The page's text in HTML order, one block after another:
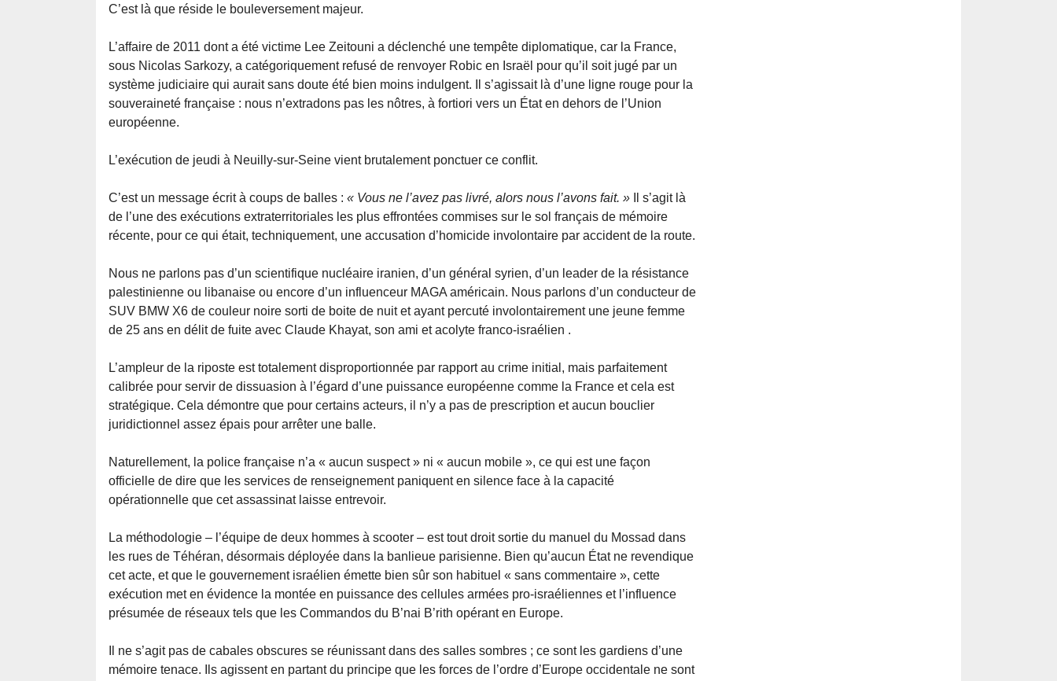
C’est là que réside le bouleversement majeur.
L’affaire de 2011 dont a été victime Lee Zeitouni a déclenché une tempête diplomatique, car la France,
sous Nicolas Sarkozy, a catégoriquement refusé de renvoyer Robic en Israël pour qu’il soit jugé par un
système judiciaire qui aurait sans doute été bien moins indulgent. Il s’agissait là d’une ligne rouge pour la
souveraineté française : nous n’extradons pas les nôtres, à fortiori vers un État en dehors de l’Union
européenne.
L’exécution de jeudi à Neuilly-sur-Seine vient brutalement ponctuer ce conflit.
C’est un message écrit à coups de balles : « Vous ne l’avez pas livré, alors nous l’avons fait. » Il s’agit là
de l’une des exécutions extraterritoriales les plus effrontées commises sur le sol français de mémoire
récente, pour ce qui était, techniquement, une accusation d’homicide involontaire par accident de la route.
Nous ne parlons pas d’un scientifique nucléaire iranien, d’un général syrien, d’un leader de la résistance
palestinienne ou libanaise ou encore d’un influenceur MAGA américain. Nous parlons d’un conducteur de
SUV BMW X6 de couleur noire sorti de boite de nuit et ayant percuté involontairement une jeune femme
de 25 ans en délit de fuite avec Claude Khayat, son ami et acolyte franco-israélien .
L’ampleur de la riposte est totalement disproportionnée par rapport au crime initial, mais parfaitement
calibrée pour servir de dissuasion à l’égard d’une puissance européenne comme la France et cela est
stratégique. Cela démontre que pour certains acteurs, il n’y a pas de prescription et aucun bouclier
juridictionnel assez épais pour arrêter une balle.
Naturellement, la police française n’a « aucun suspect » ni « aucun mobile », ce qui est une façon
officielle de dire que les services de renseignement paniquent en silence face à la capacité
opérationnelle que cet assassinat laisse entrevoir.
La méthodologie – l’équipe de deux hommes à scooter – est tout droit sortie du manuel du Mossad dans
les rues de Téhéran, désormais déployée dans la banlieue parisienne. Bien qu’aucun État ne revendique
cet acte, et que le gouvernement israélien émette bien sûr son habituel « sans commentaire », cette
exécution met en évidence la montée en puissance des cellules armées pro-israéliennes et l’influence
présumée de réseaux tels que les Commandos du B’nai B’rith opérant en Europe.
Il ne s’agit pas de cabales obscures se réunissant dans des salles sombres ; ce sont les gardiens d’une
mémoire tenace. Ils agissent en partant du principe que les forces de l’ordre d’Europe occidentale ne sont